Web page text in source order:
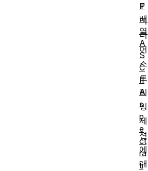
P
미
디
어
스
트
리
밍
세
션
에
대
T
배
열
A
S
C
II
A
s
p
e
ct
ra
ti